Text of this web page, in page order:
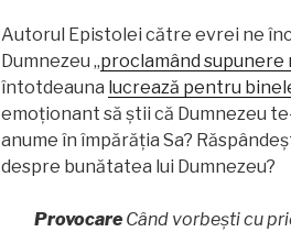
Autorul Epistolei către evrei ne
Dumnezeu „proclamând supunere
întotdeauna lucrează pentru
emoționant să știi că Dumnezeu
anume în împărăția Sa?
despre bunătatea lui Dumnezeu?
Provocare Când vorbești cu